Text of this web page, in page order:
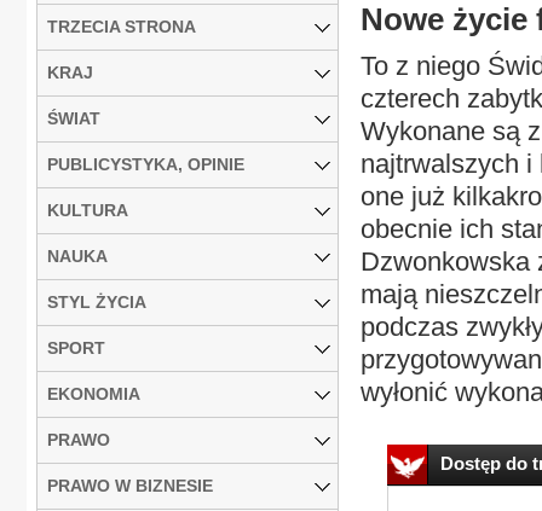
Nowe życie
To z niego
czterech
Wykonane są
najtrwalszych i
one już
obecnie ich
Dzwonkowska
mają
podczas
wyłonić
Dostęp do
TRZECIA STRONA
KRAJ
ŚWIAT
PUBLICYSTYKA, OPINIE
KULTURA
NAUKA
STYL ŻYCIA
SPORT
EKONOMIA
PRAWO
PRAWO W BIZNESIE